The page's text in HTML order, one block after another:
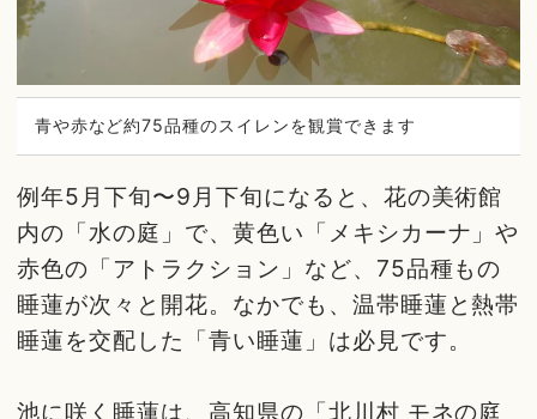
青や赤など約75品種のスイレンを観賞できます
例年5月下旬〜9月下旬になると、花の美術館
内の「水の庭」で、黄色い「メキシカーナ」や
赤色の「アトラクション」など、75品種もの
睡蓮が次々と開花。なかでも、温帯睡蓮と熱帯
睡蓮を交配した「青い睡蓮」は必見です。
池に咲く睡蓮は、高知県の「北川村 モネの庭